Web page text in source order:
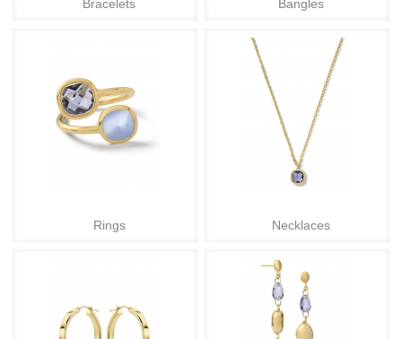
Bracelets Bangles
Rings Necklaces